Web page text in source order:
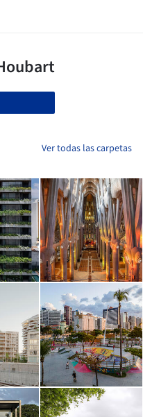
Ver todas las carpetas